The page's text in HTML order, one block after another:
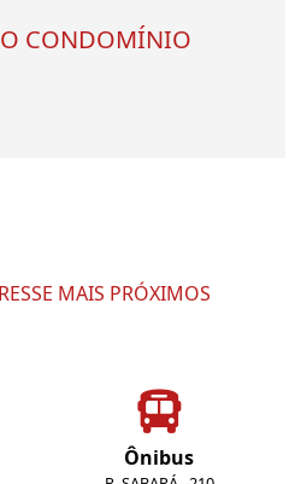
CONDOMÍNIO
MAIS PRÓXIMOS
Ônibus